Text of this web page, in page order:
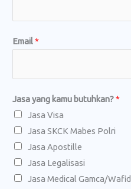
k
m
u
y
a
n
g
Email*
Jasa yang kamu butuhkan?*
Jasa Visa
Jasa SKCK Mabes Polri
Jasa Apostille
Jasa Legalisasi
Jasa Medical Gamca/Wafid